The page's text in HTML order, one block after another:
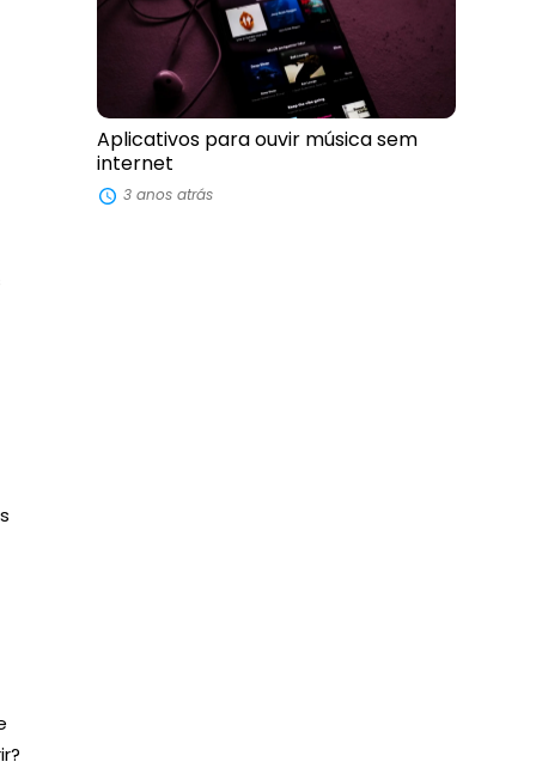
Aplicativos para ouvir música sem
internet
3 anos atrás